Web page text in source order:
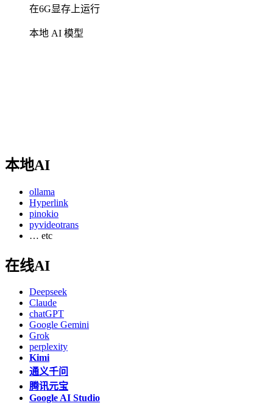
在6G显存上运行
本地 AI 模型
本地AI
ollama
Hyperlink
pinokio
pyvideotrans
… etc
在线AI
Deepseek
Claude
chatGPT
Google Gemini
Grok
perplexity
Kimi
通义千问
腾讯元宝
Google AI Studio